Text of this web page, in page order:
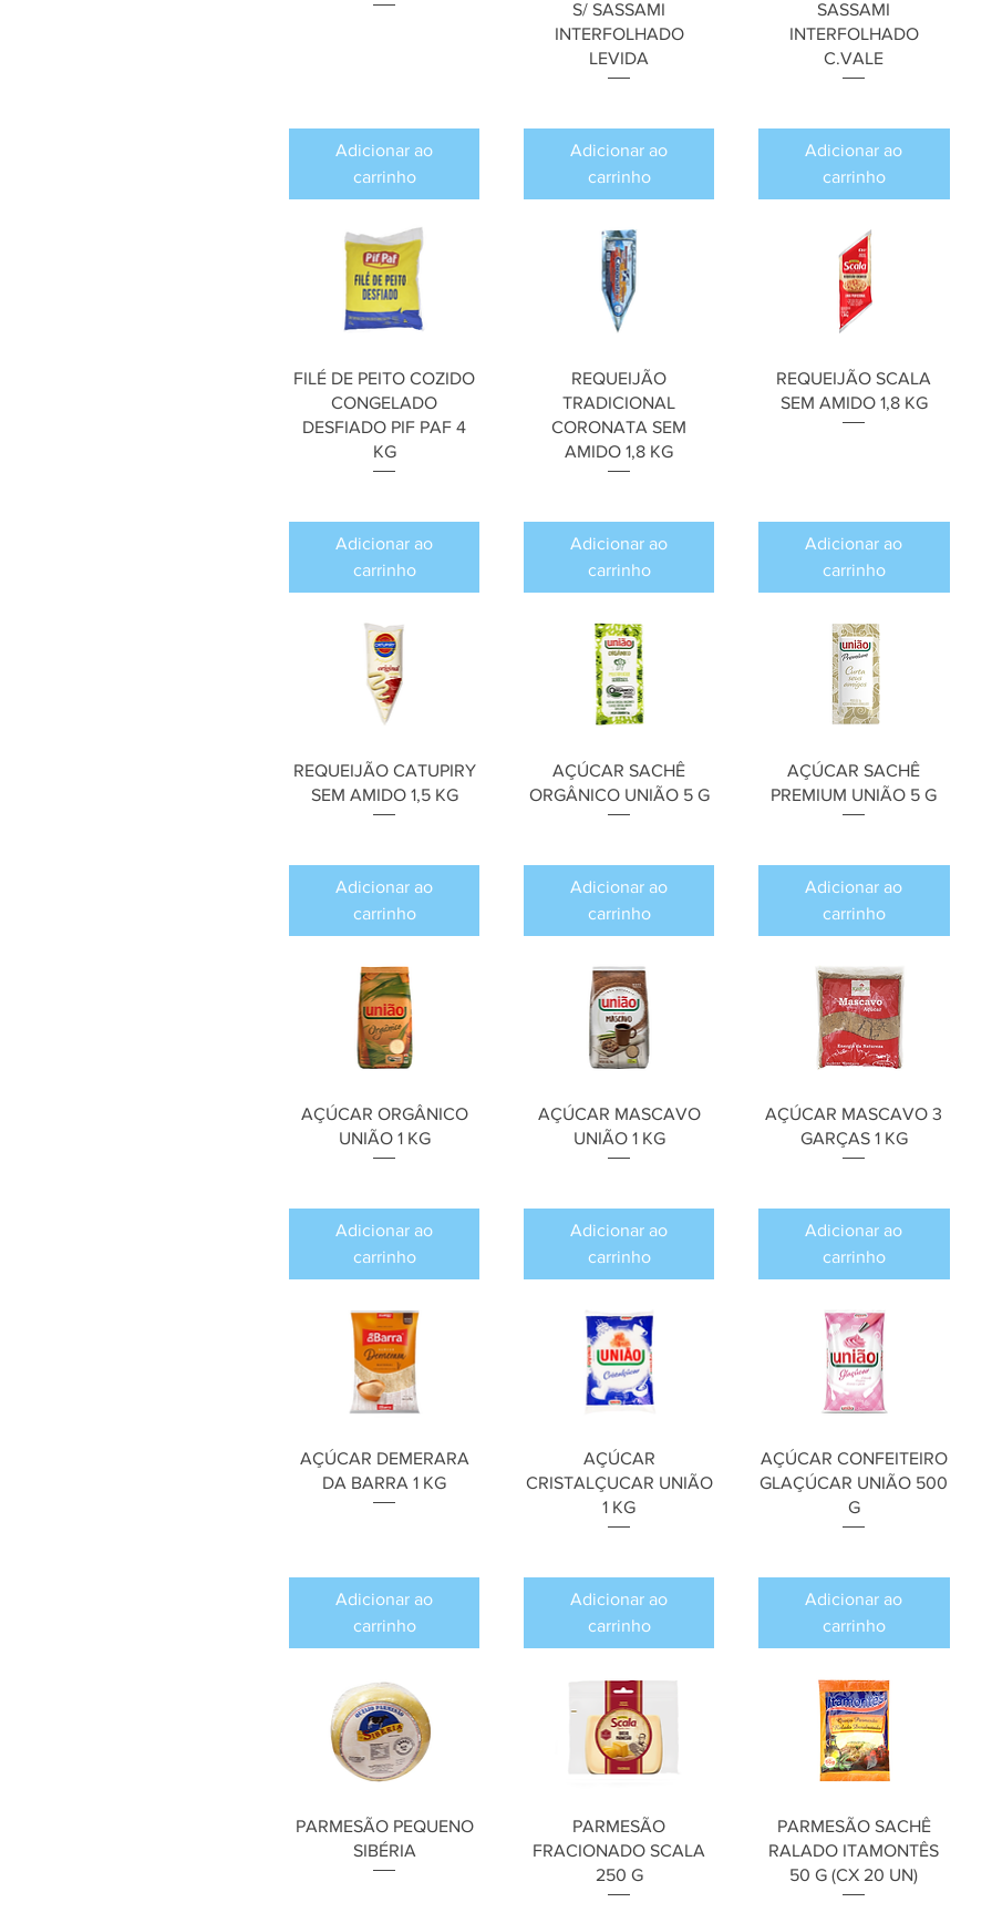
Adicionar ao
carrinho
S/ SASSAMI
INTERFOLHADO
LEVIDA
Adicionar ao
carrinho
SASSAMI
INTERFOLHADO
C.VALE
Adicionar ao
carrinho
FILÉ DE PEITO COZIDO
CONGELADO
DESFIADO PIF PAF 4
KG
Adicionar ao
carrinho
REQUEIJÃO
TRADICIONAL
CORONATA SEM
AMIDO 1,8 KG
Adicionar ao
carrinho
REQUEIJÃO SCALA
SEM AMIDO 1,8 KG
Adicionar ao
carrinho
REQUEIJÃO CATUPIRY
SEM AMIDO 1,5 KG
Adicionar ao
carrinho
AÇÚCAR SACHÊ
ORGÂNICO UNIÃO 5 G
Adicionar ao
carrinho
AÇÚCAR SACHÊ
PREMIUM UNIÃO 5 G
Adicionar ao
carrinho
AÇÚCAR ORGÂNICO
UNIÃO 1 KG
Adicionar ao
carrinho
AÇÚCAR MASCAVO
UNIÃO 1 KG
Adicionar ao
carrinho
AÇÚCAR MASCAVO 3
GARÇAS 1 KG
Adicionar ao
carrinho
AÇÚCAR DEMERARA
DA BARRA 1 KG
Adicionar ao
carrinho
AÇÚCAR
CRISTALÇUCAR UNIÃO
1 KG
Adicionar ao
carrinho
AÇÚCAR CONFEITEIRO
GLAÇÚCAR UNIÃO 500
G
Adicionar ao
carrinho
PARMESÃO PEQUENO
SIBÉRIA
PARMESÃO
FRACIONADO SCALA
250 G
PARMESÃO SACHÊ
RALADO ITAMONTÊS
50 G (CX 20 UN)